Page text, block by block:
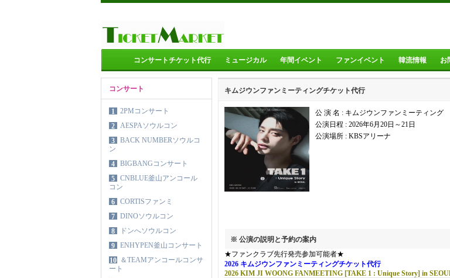
コンサートチケット代行 ミュージカル 年間イベント ファンイベント 韓流情報 お
コンサート
1
2PMコンサート
2
AESPAソウルコン
3
BACK NUMBERソウルコ
ン
4
BIGBANGコンサート
5
CNBLUE釜山アンコール
コン
6
CORTISファンミ
7
DINOソウルコン
8
ドンへソウルコン
9
ENHYPEN釜山コンサート
10 ＆TEAMアンコールコンサ
ート
キムジウンファンミーティングチケット代行
公 演 名 : キムジウンファンミーティング
公演日程 : 2026年6月20日～21日
公演場所 : KBSアリーナ
※ 公演の説明と予約の案内
★ファンクラブ先行発売参加可能者★
2026 キムジウンファンミーティングチケット代行
2026 KIM JI WOONG FANMEETING [TAKE 1 : Unique Story] in